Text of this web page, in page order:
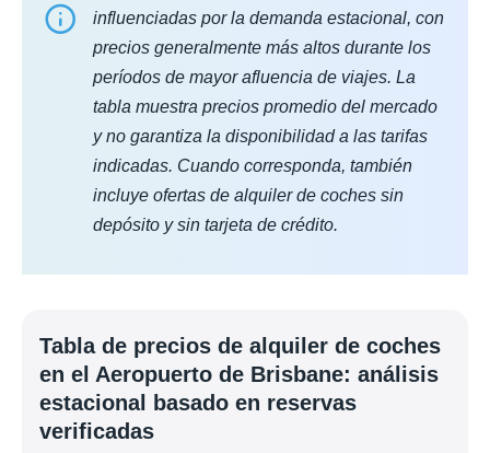
influenciadas por la demanda estacional, con
precios generalmente más altos durante los
períodos de mayor afluencia de viajes. La
tabla muestra precios promedio del mercado
y no garantiza la disponibilidad a las tarifas
indicadas. Cuando corresponda, también
incluye ofertas de alquiler de coches sin
depósito y sin tarjeta de crédito.
Tabla de precios de alquiler de coches
en el Aeropuerto de Brisbane: análisis
estacional basado en reservas
verificadas